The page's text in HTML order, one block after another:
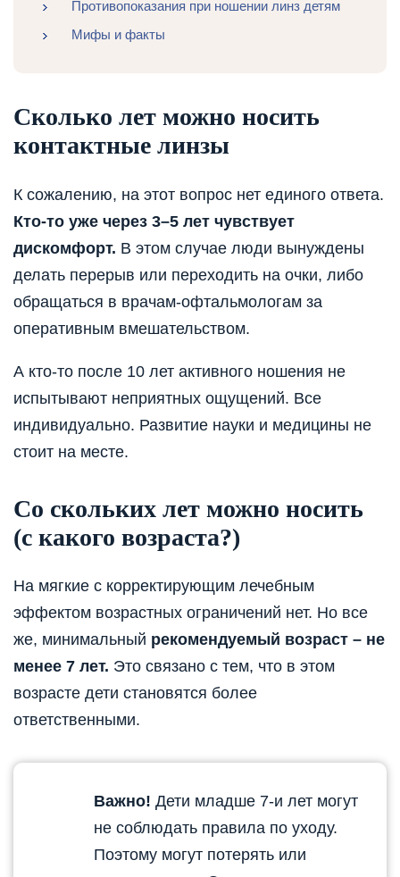
Противопоказания при ношении линз детям
Мифы и факты
Сколько лет можно носить
контактные линзы
К сожалению, на этот вопрос нет единого ответа.
Кто-то уже через 3–5 лет чувствует
дискомфорт. В этом случае люди вынуждены
делать перерыв или переходить на очки, либо
обращаться в врачам-офтальмологам за
оперативным вмешательством.
А кто-то после 10 лет активного ношения не
испытывают неприятных ощущений. Все
индивидуально. Развитие науки и медицины не
стоит на месте.
Со скольких лет можно носить
(с какого возраста?)
На мягкие с корректирующим лечебным
эффектом возрастных ограничений нет. Но все
же, минимальный рекомендуемый возраст – не
менее 7 лет. Это связано с тем, что в этом
возрасте дети становятся более
ответственными.
Важно! Дети младше 7-и лет могут
не соблюдать правила по уходу.
Поэтому могут потерять или